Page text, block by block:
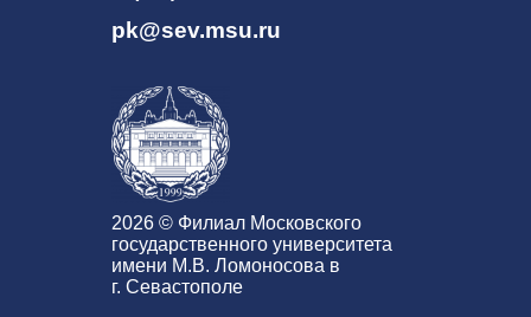
pk@sev.msu.ru
2026 © Филиал Московского
государственного университета
имени М.В. Ломоносова в
г. Севастополе